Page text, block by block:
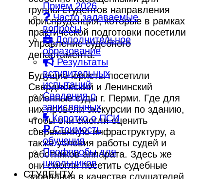
Приём 2026
Часто задаваемые
вопросы
Дополнительное
образование
Результаты
вступительных
испытаний
Сведения о
зачисленных
Коротко о ПСИ
Стоимость
обучения
Профпробы для
школьников
СТУДЕНТУ
группы студентов направления
юриспруденция, которые в рамках
практической подготовки посетили
Управление судебного
департамента.
Будущие юристы посетили
Свердловский и Ленинский
районные суды г. Перми. Где для
них провели экскурсии по зданию,
чтобы они смогли оценить
современную инфраструктуру, а
также условия работы судей и
работников аппарата. Здесь же
они смогли посетить судебные
заседания в качестве слушателей.